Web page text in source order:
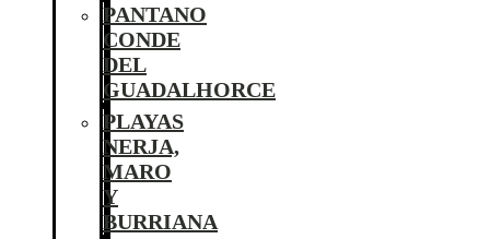
PANTANO
CONDE
DEL
GUADALHORCE
PLAYAS
NERJA,
MARO
Y
BURRIANA